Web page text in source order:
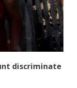
discriminate